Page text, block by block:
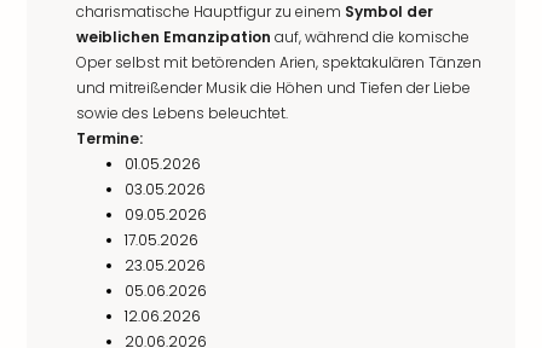
charismatische Hauptfigur zu einem Symbol der
weiblichen Emanzipation auf, während die komische
Oper selbst mit betörenden Arien, spektakulären Tänzen
und mitreißender Musik die Höhen und Tiefen der Liebe
sowie des Lebens beleuchtet.
Termine:
01.05.2026
03.05.2026
09.05.2026
17.05.2026
23.05.2026
05.06.2026
12.06.2026
20.06.2026